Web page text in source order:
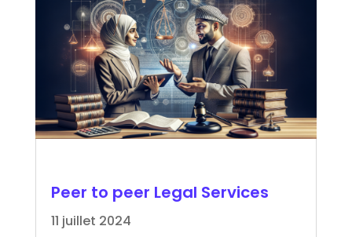
Peer to peer Legal Services
11 juillet 2024